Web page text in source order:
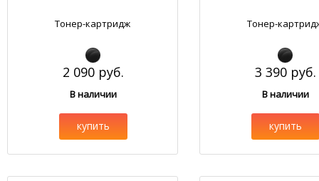
Тонер-картридж
2 090 руб.
В наличии
купить
Тонер-
3 390 руб.
В наличии
купить